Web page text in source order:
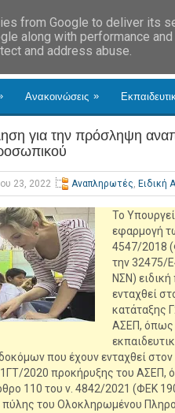
Ανακοινώσεις »
για την πρόσληψη
23, 2022 Αναπληρωτές, Ειδική
Το
εφαρμογή
4547/2018
την 32475/
ΝΣΝ)
ενταχθεί
κατάταξης
ΑΣΕΠ, όπως
που έχουν ενταχθεί στον
1ΓΤ/2020 προκήρυξης του ΑΣΕΠ,
110 του ν. 4842/2021 (ΦΕΚ
πύλης του Ολοκληρωμένου
from Google to deliver its
along with performance
and address abuse.